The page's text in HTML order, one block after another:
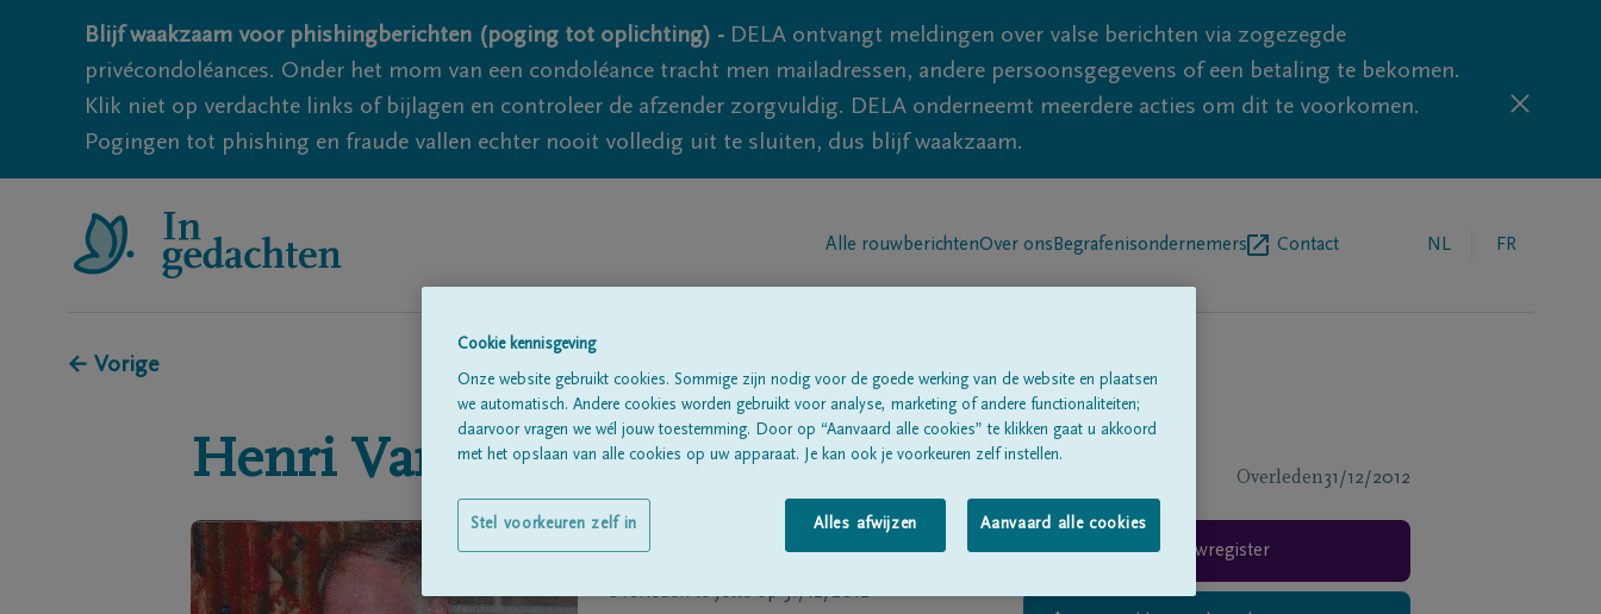
Blijf waakzaam voor phishingberichten (poging tot oplichting) - DELA ontvangt meldingen over valse berichten via zogezegde
privécondoléances. Onder het mom van een condoléance tracht men mailadressen, andere persoonsgegevens of een betaling te bekomen.
Klik niet op verdachte links of bijlagen en controleer de afzender zorgvuldig. DELA onderneemt meerdere acties om dit te voorkomen.
Pogingen tot phishing en fraude vallen echter nooit volledig uit te sluiten, dus blijf waakzaam.
Alle rouwberichtenOver ons Begrafenisondernemers Contact NL FR
← Vorige
Henri Van Buggenhout Overleden31/12/2012
Geboren te op 14/02/1938
Overleden te Jette op 31/12/2012
Rouwregister
Cookie kennisgeving
Onze website gebruikt cookies. Sommige zijn nodig voor de goede werking van de website en plaatsen
we automatisch. Andere cookies worden gebruikt voor analyse, marketing of andere functionaliteiten;
daarvoor vragen we wél jouw toestemming. Door op “Aanvaard alle cookies” te klikken gaat u akkoord
met het opslaan van alle cookies op uw apparaat. Je kan ook je voorkeuren zelf instellen.
Alles afwijzen Aanvaard alle cookies
Stel voorkeuren zelf in